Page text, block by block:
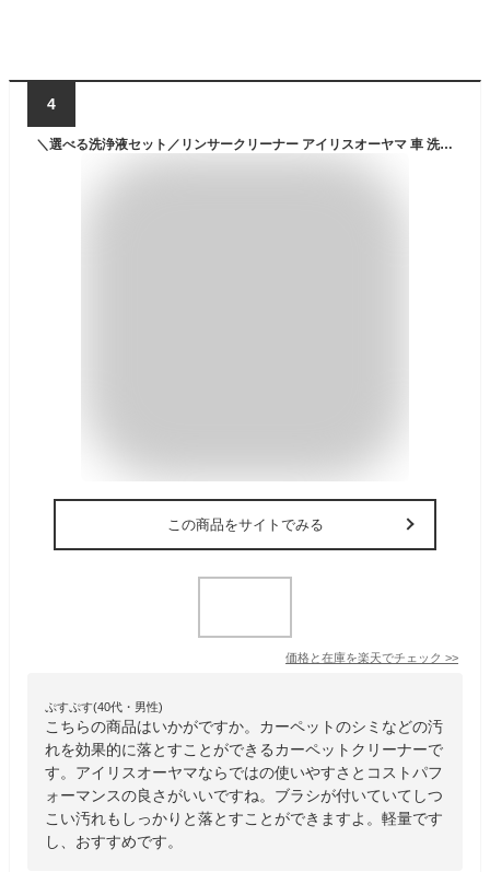
4
＼選べる洗浄液セット／リンサークリーナー アイリスオーヤマ 車 洗剤 クリーナー 洗浄機 カーペット用掃除機 0.3L リンサー洗浄機 クリーナー 掃除機 掃除 大掃除 カーペットクリーナー ラグ ソファ 車内クリーニング RNS-300
この商品をサイトでみる
価格と在庫を楽天でチェック >>
ぷすぷす(40代・男性)
こちらの商品はいかがですか。カーペットのシミなどの汚
れを効果的に落とすことができるカーペットクリーナーで
す。アイリスオーヤマならではの使いやすさとコストパフ
ォーマンスの良さがいいですね。ブラシが付いていてしつ
こい汚れもしっかりと落とすことができますよ。軽量です
し、おすすめです。